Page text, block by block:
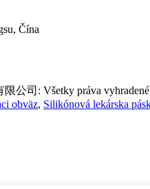
Čína
公司: Všetky práva
obväz, Silikónová lekárska